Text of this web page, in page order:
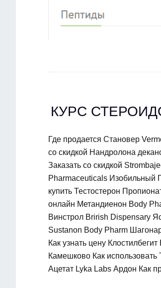
КУРС
Где продается Становер
со скидкой Нандролона
Заказать со скидкой
Pharmaceuticals Изобильный
купить Тестостерон
онлайн Метандиенон Body
Винстрол Brirish Dispensary
Sustanon Body Pharm
Как узнать цену
Камешково Как использовать
Ацетат Lyka Labs Ардон Как